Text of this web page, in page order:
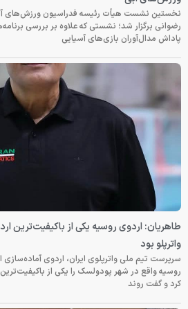
نخستین نشست هیأت رئیسه فدراسیون ورزش‌های
رضوانی برگزار شد؛ نشستی که علاوه بر بررسی
پاداش مدال‌آوران بازی‌های آسیایی
طاهریان: اردوی روسیه یکی از باکیفیت‌ترین
واترپلو بود
سرپرست تیم ملی واترپلوی ایران، اردوی
روسیه واقع در شهر پودولسک را یکی از
کرد و گفت روند